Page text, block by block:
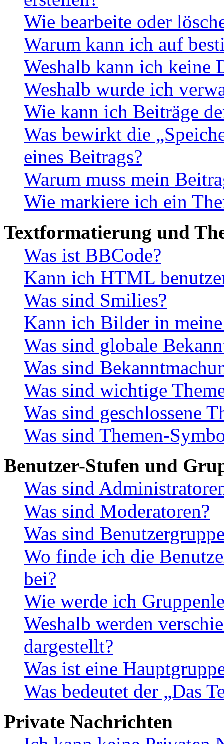
Wie bearbeite oder
Warum kann ich auf
Weshalb kann ich keine
Weshalb wurde ich
Wie kann ich Beiträge
Was bewirkt die
eines Beitrags?
Warum muss mein
Wie markiere ich ein
Textformatierung und
Was ist BBCode?
Kann ich HTML
Was sind Smilies?
Kann ich Bilder in
Was sind globale
Was sind
Was sind wichtige
Was sind geschlossene
Was sind Themen-
Benutzer-Stufen und
Was sind
Was sind Moderatoren?
Was sind
Wo finde ich die
bei?
Wie werde ich
Weshalb werden
dargestellt?
Was ist eine
Was bedeutet der „Das
Private Nachrichten